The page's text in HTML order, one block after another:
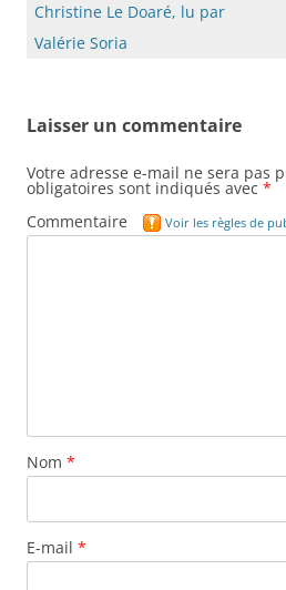
articles
Christine Le Doaré, lu par
Valérie Soria
Laisser un commentaire
Votre adresse e-mail ne sera pas
obligatoires sont indiqués avec *
Commentaire
Voir les règles de
Nom *
E-mail *